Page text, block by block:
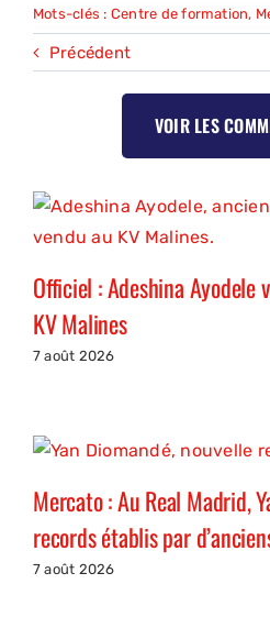
Mots-clés : Centre de formation,
Précédent
VOIR LES
Officiel : Adeshina Ayodele
KV Malines
7 août 2026
Mercato : Au Real Madrid,
records établis par
7 août 2026